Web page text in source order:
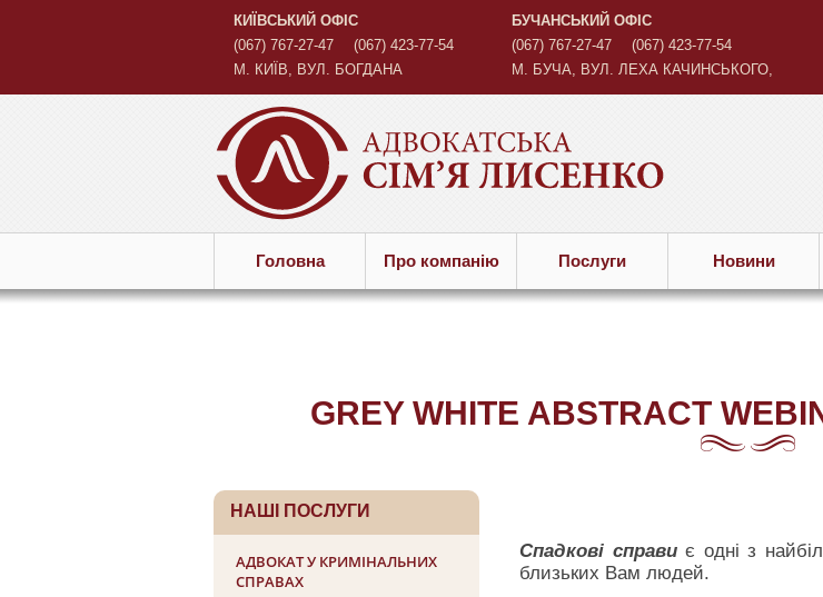
КИЇВСЬКИЙ ОФІС
(067) 767-27-47
(067) 423-77-54
М. КИЇВ, ВУЛ. БОГДАНА
БУЧАНСЬКИЙ ОФІС
(067) 767-27-47
(067) 423-77-54
М. БУЧА, ВУЛ. ЛЕХА КАЧИНСЬКОГО,
Головна Про компанiю Послуги Новини
GREY WHITE ABSTRACT
НАШI ПОСЛУГИ
АДВОКАТ У КРИМІНАЛЬНИХ
СПРАВАХ
Спадкові справиє одні з
близьких Вам людей.